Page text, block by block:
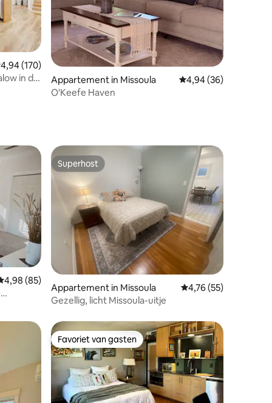
beoordeling van 4,94 uit 5, 170 recensies
4,94 (170)
in de
Appartement in Missoula Gemiddelde
4,94 (36)
O'Keefe Haven
beoordeling van 4,98 uit 5, 85 recensies
4,98 (85)
Superhost
Superhost
Appartement in Missoula Gemiddelde
4,76 (55)
Gezellig, licht Missoula-uitje
Favoriet van gasten
Favoriet van gasten